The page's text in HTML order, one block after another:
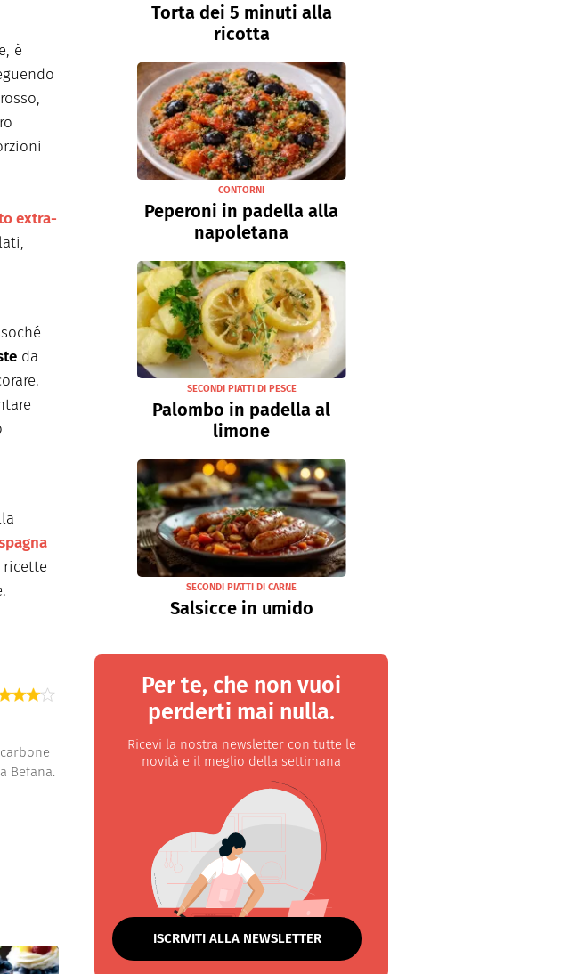
è
extra-
da
ricette
Befana.
Torta dei 5 minuti alla
ricotta
CONTORNI
Peperoni in padella alla
napoletana
SECONDI PIATTI DI PESCE
Palombo in padella al
limone
SECONDI PIATTI DI CARNE
Salsicce in umido
Per te, che non vuoi
perderti mai nulla.
Ricevi la nostra newsletter con tutte le
novità e il meglio della settimana
ISCRIVITI ALLA NEWSLETTER